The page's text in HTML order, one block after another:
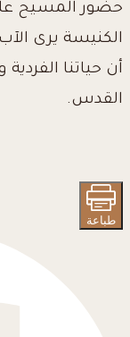
حضور المسيح
الكنيسة يرى
أن حياتنا
القدس.
طباعة